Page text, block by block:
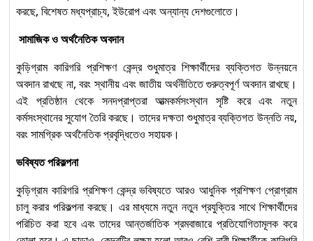
করছে, বিশেষত মধ্যপ্রাচ্য, ইউরোপ এবং অন্যান্য দেশগুলোতে।
সামাজিক ও অর্থনৈতিক অবদান
কুড়িগ্রাম কারিগরি প্রশিক্ষণ কেন্দ্র শুধুমাত্র শিক্ষার্থীদের ব্যক্তিগত উন্নয়নে
অবদান রাখছে না, বরং স্থানীয় এবং জাতীয় অর্থনীতিতে গুরুত্বপূর্ণ অবদান রাখছে।
এই প্রতিষ্ঠান থেকে সনদপ্রাপ্তরা আত্মকর্মসংস্থান সৃষ্টি করে এবং নতুন
কর্মসংস্থানের সুযোগ তৈরি করছে। তাদের দক্ষতা শুধুমাত্র ব্যক্তিগত উন্নতি নয়,
বরং সামগ্রিক অর্থনৈতিক প্রবৃদ্ধিতেও সহায়ক।
ভবিষ্যত পরিকল্পনা
কুড়িগ্রাম কারিগরি প্রশিক্ষণ কেন্দ্র ভবিষ্যতে আরও আধুনিক প্রশিক্ষণ প্রোগ্রাম
চালু করার পরিকল্পনা করছে। এর মাধ্যমে নতুন নতুন প্রযুক্তির সাথে শিক্ষার্থীদের
পরিচিত করা হবে এবং তাদের আন্তর্জাতিক শ্রমবাজারে প্রতিযোগিতামূলক করে